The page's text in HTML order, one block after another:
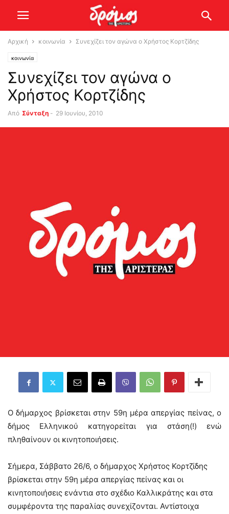
Αρχική κοινωνία Συνεχίζει τον αγώνα ο Χρήστος Κορτζίδης
κοινωνία
Συνεχίζει τον αγώνα ο
Χρήστος Κορτζίδης
Από Σύνταξη - 29 Ιουνίου, 2010
Ο δήμαρχος βρίσκεται στην 59η μέρα απεργίας πείνας, ο
δήμος Ελληνικού κατηγορείται για στάση(!) ενώ
πληθαίνουν οι κινητοποιήσεις.
Σήμερα, Σάββατο 26/6, ο δήμαρχος Χρήστος Κορτζίδης
βρίσκεται στην 59η μέρα απεργίας πείνας και οι
κινητοποιήσεις ενάντια στο σχέδιο Καλλικράτης και στα
συμφέροντα της παραλίας συνεχίζονται. Αντίστοιχα